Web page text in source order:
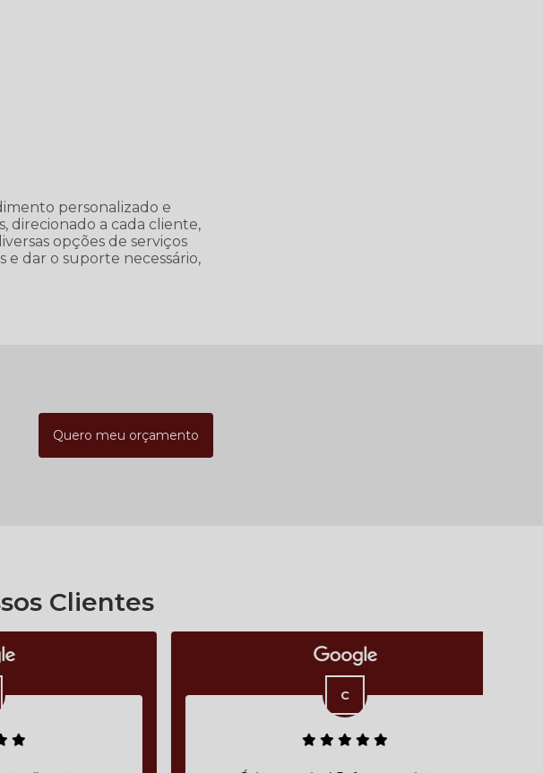
personalizado e
direcionado a cada cliente,
opções de serviços
e dar o suporte necessário,
Quero meu orçamento
Clientes